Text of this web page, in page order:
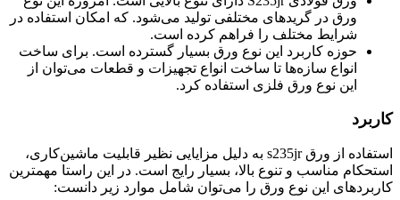
ورق در گریدهای مختلفی تولید می‌شود. که امکان استفاده در
شرایط مختلف را فراهم کرده است.
حوزه کاربرد این نوع ورق بسیار گسترده است. برای ساخت
انواع سازه‌ها تا ساخت انواع تجهیزات و قطعات می‌توان از
این نوع ورق فلزی استفاده کرد.
کاربرد
استفاده از ورق s235jr به دلیل مزایایی نظیر قابلیت ماشین‌کاری،
استحکام مناسب و تنوع بالا، بسیار رایج است. در این راستا مهمترین
کاربردهای این نوع ورق را می‌توان شامل موارد زیر دانست: